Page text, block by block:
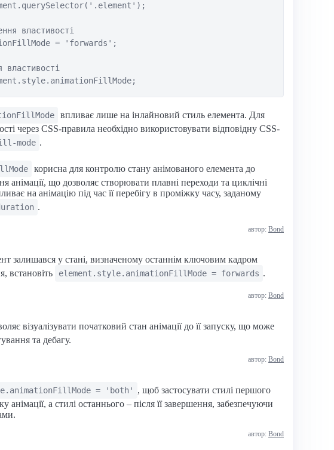
властивості
= 'forwards';
впливає лише на інлайновий стиль елемента. Для
через CSS-правила необхідно використовувати відповідну CSS-
mode .
корисна для контролю стану анімованого елемента до
анімації, що дозволяє створювати плавні переходи та циклічні
на анімацію під час її перебігу в проміжку часу, заданому
.
автор: Bond
залишався у стані, визначеному останнім ключовим кадром
встановіть
element.style.animationFillMode = forwards .
автор: Bond
візуалізувати початковий стан анімації до її запуску, що може
та дебагу.
автор: Bond
= 'both'
, щоб застосувати стилі першого
анімації, а стилі останнього – після її завершення, забезпечуючи
автор: Bond